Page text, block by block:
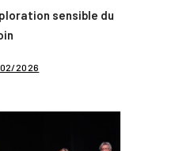
sensible du
2026